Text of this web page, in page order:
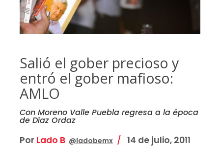
Salió el gober precioso y
entró el gober mafioso:
AMLO
Con Moreno Valle Puebla regresa a la época
de Díaz Ordaz
Por Lado B @ladobemx 14 de julio, 2011